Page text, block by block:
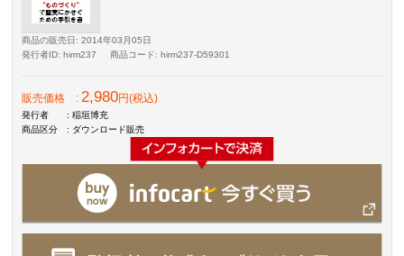
商品の販売日 : 2014年03月05日
発行者ID: hirm237 商品コード: hirm237-D59301
販売価格 :2,980円(税込)
発行者
: 稲垣博充
商品区分
: ダウンロード販売